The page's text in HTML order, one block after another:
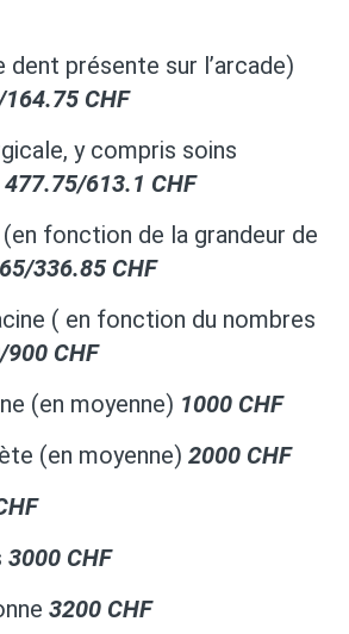
dent présente sur l’arcade)
CHF
y compris soins
477.75/613.1 CHF
fonction de la grandeur de
336.85 CHF
( en fonction du nombres
900 CHF
(en moyenne) 1000 CHF
(en moyenne) 2000 CHF
3000 CHF
3200 CHF